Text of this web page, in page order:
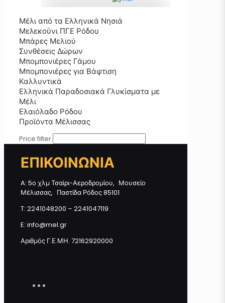
Μπομπονιέρα Φοντανιέρα με
Μελεκούνι ποσότητα
Προσθήκη στο καλάθι
Μέλι από τα Ελληνικά Νησιά
Μελεκούνι ΠΓΕ Ρόδου
Μπάρες Μελιού
Συνθέσεις Δώρων
Μπομπονιέρες Γάμου
Μπομπονιέρες για Βάφτιση
Καλλυντικά
Ελληνικά Παραδοσιακά Γλυκίσματα με
Μέλι
Ελαιόλαδο Ρόδου
Προϊόντα Μέλισσας
Price filter
ΕΠΙΚΟΙΝΩΝΙΑ
A: 5ο χλμ Τσαίρι-Αεροδρομίου, Μουσείο
Μέλισσας, Παστίδα Ρόδος 85101
T: 2241048200 – 2241047119
E: info@mel.gr
Αριθμός Γ.Ε.ΜΗ. 72162920000